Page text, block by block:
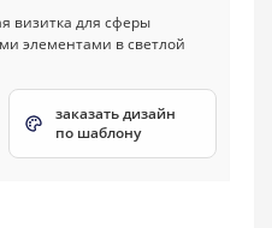
заказать дизайн
по шаблону